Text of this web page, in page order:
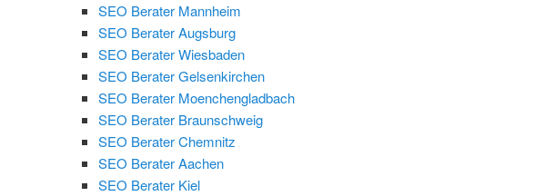
SEO Berater Mannheim
SEO Berater Augsburg
SEO Berater Wiesbaden
SEO Berater Gelsenkirchen
SEO Berater Moenchengladbach
SEO Berater Braunschweig
SEO Berater Chemnitz
SEO Berater Aachen
SEO Berater Kiel